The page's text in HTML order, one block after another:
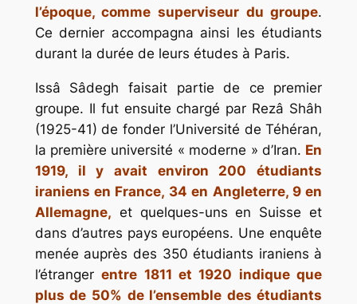
l’époque, comme superviseur du groupe.
Ce dernier accompagna ainsi les étudiants
durant la durée de leurs études à Paris.
Issâ Sâdegh faisait partie de ce premier
groupe. Il fut ensuite chargé par Rezâ Shâh
(1925-41) de fonder l’Université de Téhéran,
la première université « moderne » d’Iran. En
1919, il y avait environ 200 étudiants
iraniens en France, 34 en Angleterre, 9 en
Allemagne, et quelques-uns en Suisse et
dans d’autres pays européens. Une enquête
menée auprès des 350 étudiants iraniens à
l’étrangerentre 1811 et 1920 indique que
plus de 50% de l’ensemble des étudiants